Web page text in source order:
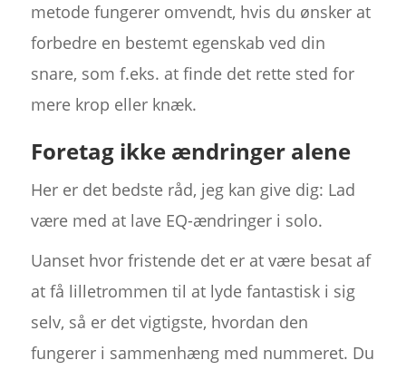
metode fungerer omvendt, hvis du ønsker at
forbedre en bestemt egenskab ved din
snare, som f.eks. at finde det rette sted for
mere krop eller knæk.
Foretag ikke ændringer alene
Her er det bedste råd, jeg kan give dig: Lad
være med at lave EQ-ændringer i solo.
Uanset hvor fristende det er at være besat af
at få lilletrommen til at lyde fantastisk i sig
selv, så er det vigtigste, hvordan den
fungerer i sammenhæng med nummeret. Du